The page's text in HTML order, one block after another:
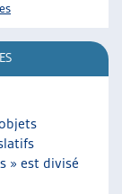
» est divisé